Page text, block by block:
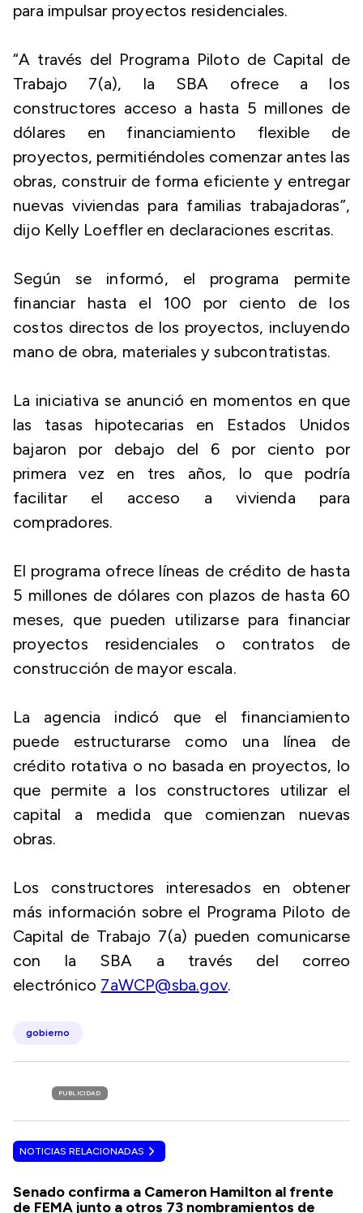
para impulsar proyectos residenciales.
“A través del Programa Piloto de Capital de
Trabajo 7(a), la SBA ofrece a los
constructores acceso a hasta 5 millones de
dólares en financiamiento flexible de
proyectos, permitiéndoles comenzar antes las
obras, construir de forma eficiente y entregar
nuevas viviendas para familias trabajadoras”,
dijo Kelly Loeffler en declaraciones escritas.
Según se informó, el programa permite
financiar hasta el 100 por ciento de los
costos directos de los proyectos, incluyendo
mano de obra, materiales y subcontratistas.
La iniciativa se anunció en momentos en que
las tasas hipotecarias en Estados Unidos
bajaron por debajo del 6 por ciento por
primera vez en tres años, lo que podría
facilitar el acceso a vivienda para
compradores.
El programa ofrece líneas de crédito de hasta
5 millones de dólares con plazos de hasta 60
meses, que pueden utilizarse para financiar
proyectos residenciales o contratos de
construcción de mayor escala.
La agencia indicó que el financiamiento
puede estructurarse como una línea de
crédito rotativa o no basada en proyectos, lo
que permite a los constructores utilizar el
capital a medida que comienzan nuevas
obras.
Los constructores interesados en obtener
más información sobre el Programa Piloto de
Capital de Trabajo 7(a) pueden comunicarse
con la SBA a través del correo
electrónico 7aWCP@sba.gov.
gobierno
PUBLICIDAD
NOTICIAS RELACIONADAS
Senado confirma a Cameron Hamilton al frente
de FEMA junto a otros 73 nombramientos de